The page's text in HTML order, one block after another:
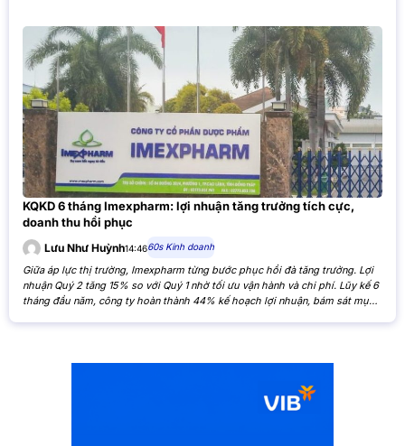
KQKD 6 tháng Imexpharm: lợi nhuận tăng trưởng tích cực,
doanh thu hồi phục
Lưu Như Huỳnh14:4660s Kinh doanh
Giữa áp lực thị trường, Imexpharm từng bước phục hồi đà tăng trưởng. Lợi
nhuận Quý 2 tăng 15% so với Quý 1 nhờ tối ưu vận hành và chi phí. Lũy kế 6
tháng đầu năm, công ty hoàn thành 44% kế hoạch lợi nhuận, bám sát mục